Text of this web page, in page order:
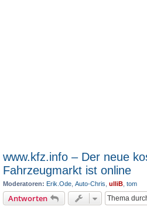
www.kfz.info – Der neue
Fahrzeugmarkt ist online
Moderatoren: Erik.Ode Auto-Chris ulliB tom
Antworten